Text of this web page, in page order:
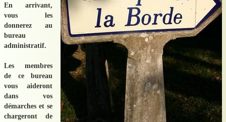
En arrivant,
vous les
donnerez au
bureau
administratif.
Les membres
de ce bureau
vous aideront
dans vos
démarches et se
chargeront de